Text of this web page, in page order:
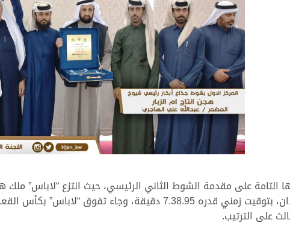
التامة على مقدمة الشوط الثاني الرئيسي، حيث انتزع “لاباس” ملك
بالشوط الثاني الرئيسي للقايا قعدان، بتوقيت زمني قدره
على الترتيب.